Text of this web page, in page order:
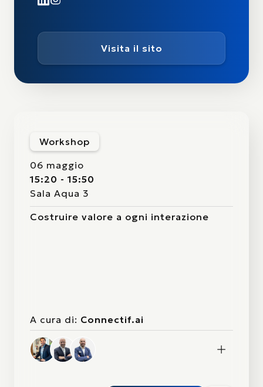
Visita il sito
Workshop
06 maggio
15:20 - 15:50
Sala Aqua 3
Costruire valore a ogni interazione
A cura di: Connectif.ai